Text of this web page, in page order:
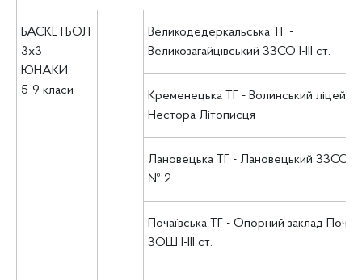
БАСКЕТБОЛ
3х3
ЮНАКИ
5-9 класи
Великодедеркальська ТГ -
Великозагайцівський ЗЗСО І-ІІІ ст.
Кременецька ТГ - Волинський ліцей ім.
Нестора Літописця
Лановецька ТГ - Лановецький ЗЗСО І-
№ 2
Почаївська ТГ - Опорний заклад
ЗОШ І-ІІІ ст.